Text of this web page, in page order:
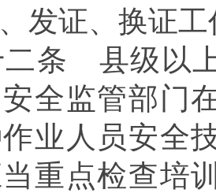
发证、换证
条 县级以
全监管部门
业人员安全
重点检查培